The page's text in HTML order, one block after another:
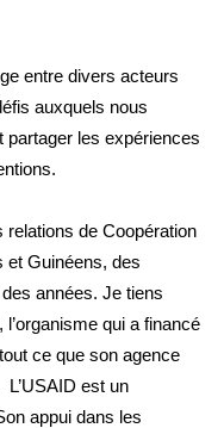
entre divers acteurs
auxquels nous
les expériences
relations de Coopération
et Guinéens, des
années. Je tiens
qui a financé
ce que son agence
est un
appui dans les